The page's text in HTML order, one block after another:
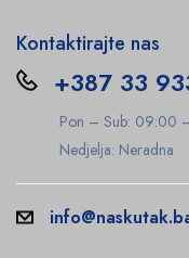
Kontaktirajte nas
+387 33
Pon – Sub: 09:00
Nedjelja: Neradna